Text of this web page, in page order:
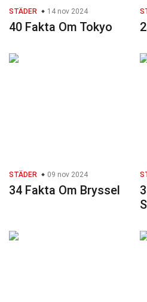
STÄDER 14 nov 2024
40 Fakta Om Tokyo
STÄDER 09 nov 2024
34 Fakta Om Bryssel